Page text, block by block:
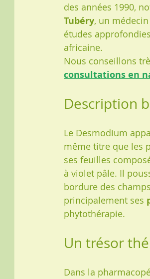
des années 1990,
Tubéry, un
études
africaine.
Nous conseillons
consultations en
Description
Le Desmodium
même titre que les
ses feuilles
à violet pâle. Il
bordure des
principalement ses
phytothérapie.
Un trésor
Dans la